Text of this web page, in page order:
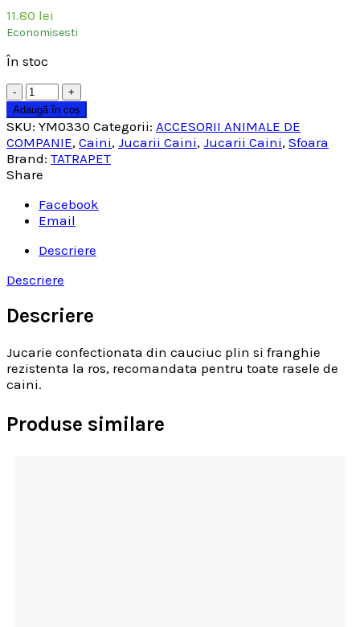
11.80 lei
Economisesti
În stoc
Cantitate
Adaugă în coș
SKU: YM0330 Categorii: ACCESORII ANIMALE DE
COMPANIE, Caini, Jucarii Caini, Jucarii Caini, Sfoara
Brand: TATRAPET
Share
Facebook
Email
Descriere
Descriere
Descriere
Jucarie confectionata din cauciuc plin si franghie
rezistenta la ros, recomandata pentru toate rasele de
caini.
Produse similare